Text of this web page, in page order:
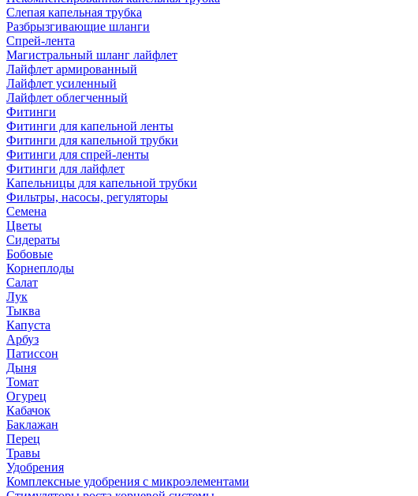
Слепая капельная трубка
Разбрызгивающие шланги
Спрей-лента
Магистральный шланг лайфлет
Лайфлет армированный
Лайфлет усиленный
Лайфлет облегченный
Фитинги
Фитинги для капельной ленты
Фитинги для капельной трубки
Фитинги для спрей-ленты
Фитинги для лайфлет
Капельницы для капельной трубки
Фильтры, насосы, регуляторы
Семена
Цветы
Сидераты
Бобовые
Корнеплоды
Салат
Лук
Тыква
Капуста
Арбуз
Патиссон
Дыня
Томат
Огурец
Кабачок
Баклажан
Перец
Травы
Удобрения
Комплексные удобрения с микроэлементами